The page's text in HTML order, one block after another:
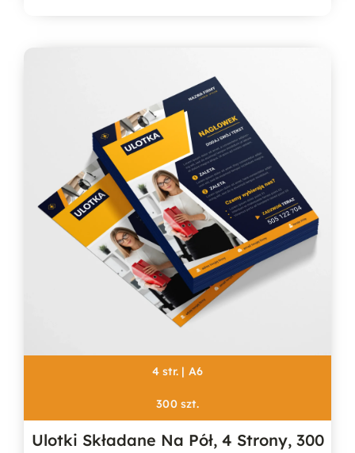
4 str. | A6
300 szt.
Ulotki Składane Na Pół, 4 Strony, 300